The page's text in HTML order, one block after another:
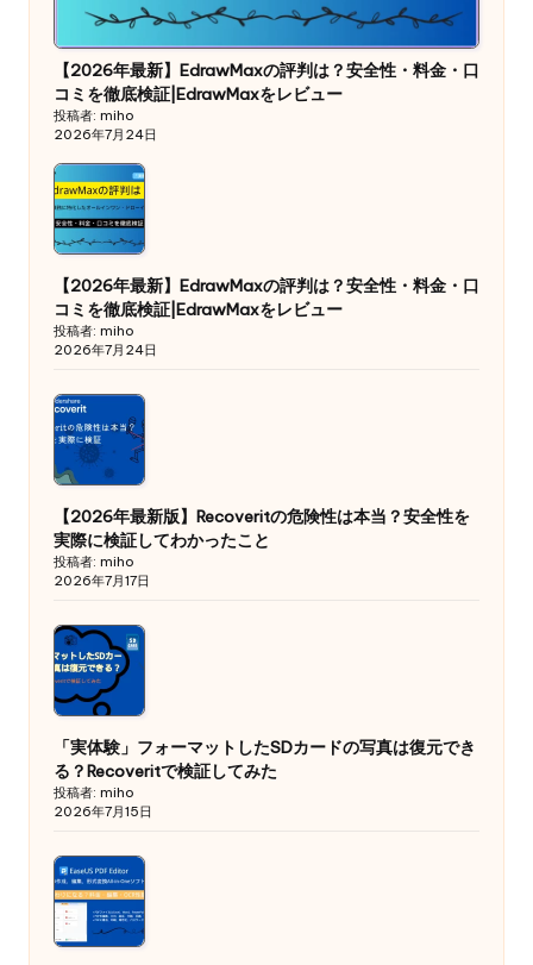
【2026年最新】EdrawMaxの評判は？安全性・料金・口
コミを徹底検証|EdrawMaxをレビュー
投稿者: miho
2026年7月24日
【2026年最新】EdrawMaxの評判は？安全性・料金・口
コミを徹底検証|EdrawMaxをレビュー
投稿者: miho
2026年7月24日
【2026年最新版】Recoveritの危険性は本当？安全性を
実際に検証してわかったこと
投稿者: miho
2026年7月17日
「実体験」フォーマットしたSDカードの写真は復元でき
る？Recoveritで検証してみた
投稿者: miho
2026年7月15日